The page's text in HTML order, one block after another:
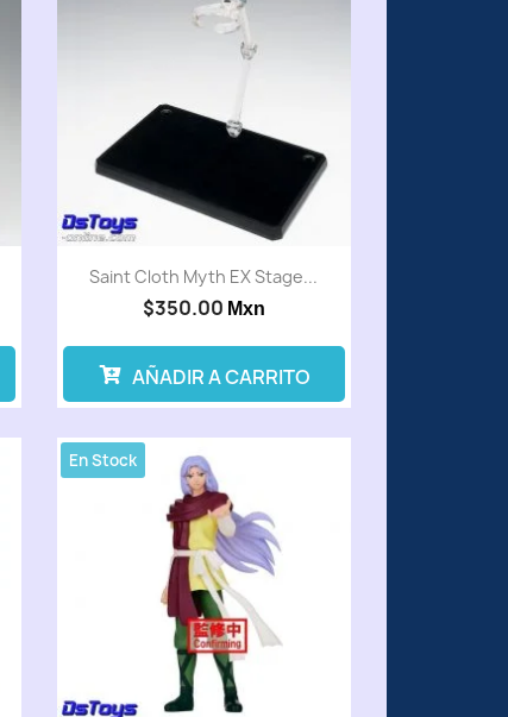
Saint Cloth Myth EX Stage...
$350.00 Mxn
AÑADIR A CARRITO
En Stock